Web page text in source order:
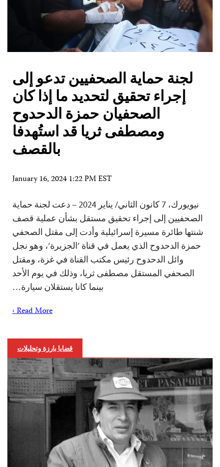
لجنة حماية الصحفيين تدعو إلى
إجراء تحقيق لتحديد ما إذا كان
الصحفيان حمزة الدحدوح
ومصطفى ثريا قد استُهدفا
بالقصف
January 16, 2024 1:22 PM EST
نيويورك، 7 كانون الثاني/ يناير 2024 – دعت لجنة حماية
الصحفيين إلى إجراء تحقيق مستقل بشأن عملية قصف
شنتها طائرة مسيرة إسرائيلية وأدت إلى مقتل الصحفي
حمزة الدحدوح الذي يعمل في قناة ’الجزيرة‘، وهو نجل
وائل الدحدوح رئيس مكتب القناة في غزة، ومقتل
الصحفي المستقل مصطفى ثريا، وذلك في يوم الأحد
بينما كانا يستقلان سيارة…
Read More ›
قضايا بارزة وتحليلات